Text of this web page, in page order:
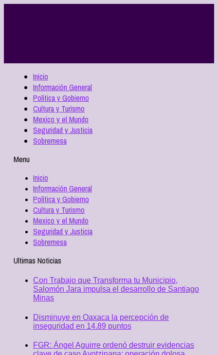
Inicio
Información General
Política y Gobierno
Cultura y Turismo
Mexico y el Mundo
Seguridad y Justicia
Sobremesa
Menu
Inicio
Información General
Política y Gobierno
Cultura y Turismo
Mexico y el Mundo
Seguridad y Justicia
Sobremesa
Ultimas Noticias
Con Trabajo que Transforma tu Municipio,
Salomón Jara impulsa el desarrollo de Santiago
Minas
Disminuye en Oaxaca la percepción de
inseguridad en 14.89 puntos
FGR: Ángel Aguirre ordenó destruir evidencias